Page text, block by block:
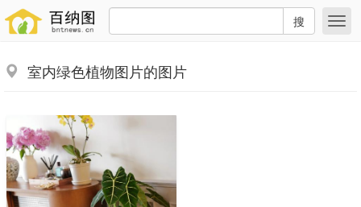
搜
室内绿色植物图片的图片